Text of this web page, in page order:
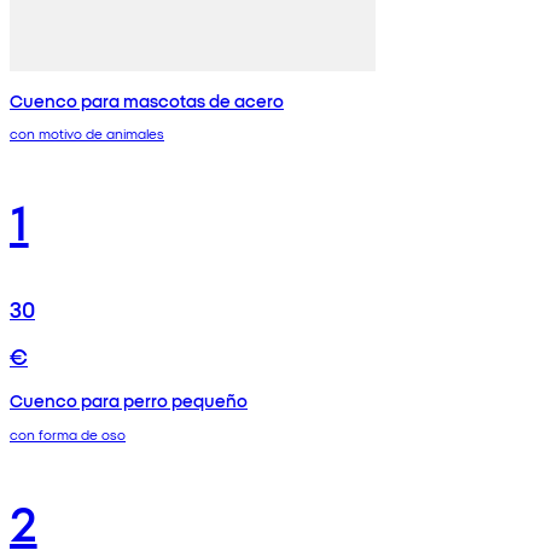
Cuenco para mascotas de acero
con motivo de animales
1
30
€
Cuenco para perro pequeño
con forma de oso
2